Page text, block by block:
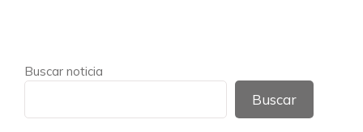
Buscar noticia
Buscar